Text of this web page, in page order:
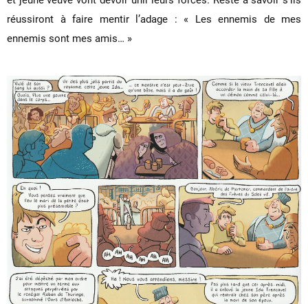
réussiront à faire mentir l’adage : « Les ennemis de mes
ennemis sont mes amis… »